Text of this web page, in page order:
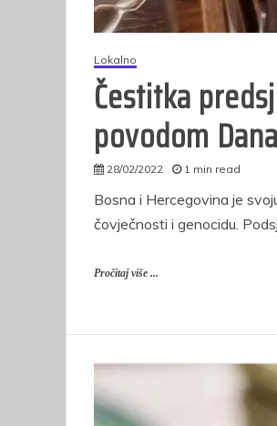
Lokalno
Čestitka
povodom
28/02/2022
1 min read
Bosna i Hercegovina je
čovječnosti i genocidu.
Pročitaj više ...